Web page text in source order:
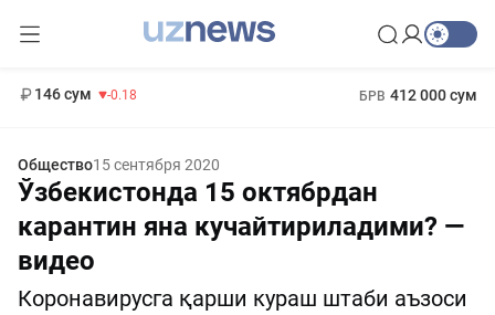
146 сум -0.18 БРВ 412 000 сум
Общество15 сентября 2020
Ўзбекистонда 15 октябрдан
карантин яна кучайтириладими? —
видео
Коронавирусга қарши кураш штаби аъзоси